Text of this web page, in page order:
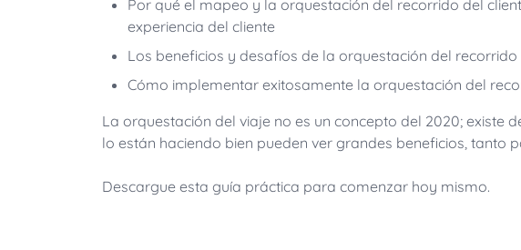
Por qué el mapeo y la orquestación del recorrido del
experiencia del cliente
Los beneficios y desafíos de la orquestación del recorrido
Cómo implementar exitosamente la orquestación del
La orquestación del viaje no es un concepto del 2020; existe
lo están haciendo bien pueden ver grandes beneficios, tanto
Descargue esta guía práctica para comenzar hoy mismo.